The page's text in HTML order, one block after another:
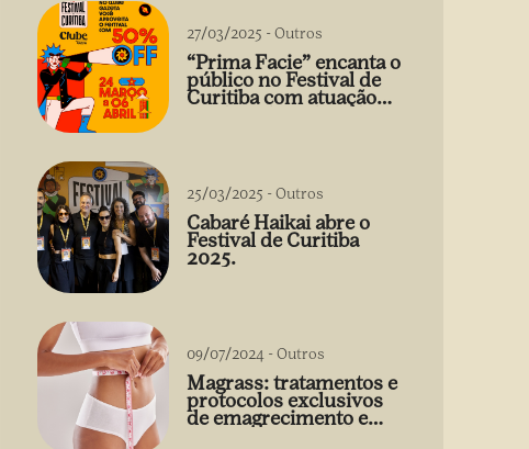
27/03/2025 -Outros
“Prima Facie” encanta o
público no Festival de
Curitiba com atuação
arrebatadora de Débora
25/03/2025 -Outros
Cabaré Haikai abre o
Festival de Curitiba
2025.
09/07/2024 -Outros
Magrass: tratamentos e
protocolos exclusivos
de emagrecimento e
estética sem uso de